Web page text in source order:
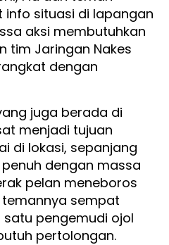
situasi di lapangan
aksi membutuhkan
tim Jaringan Nakes
dengan
juga berada di
menjadi tujuan
di lokasi, sepanjang
dengan massa
pelan meneboros
sempat
pengemudi ojol
pertolongan.